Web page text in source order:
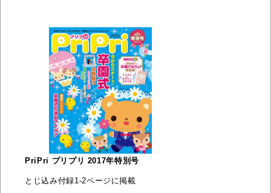
PriPri プリプリ 2017年特別号
とじ込み付録1-2ページに掲載